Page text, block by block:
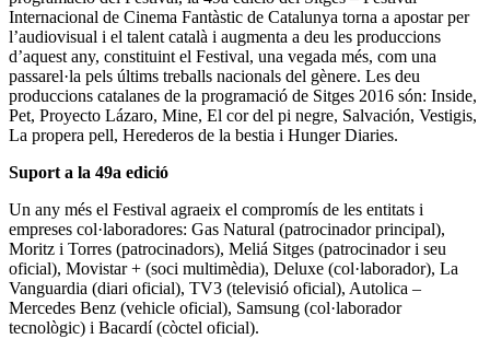
Internacional de Cinema Fantàstic de Catalunya torna a apostar per
l’audiovisual i el talent català i augmenta a deu les produccions
d’aquest any, constituint el Festival, una vegada més, com una
passarel·la pels últims treballs nacionals del gènere. Les deu
produccions catalanes de la programació de Sitges 2016 són: Inside,
Pet, Proyecto Lázaro, Mine, El cor del pi negre, Salvación, Vestigis,
La propera pell, Herederos de la bestia i Hunger Diaries.
Suport a la 49a edició
Un any més el Festival agraeix el compromís de les entitats i
empreses col·laboradores: Gas Natural (patrocinador principal),
Moritz i Torres (patrocinadors), Meliá Sitges (patrocinador i seu
oficial), Movistar + (soci multimèdia), Deluxe (col·laborador), La
Vanguardia (diari oficial), TV3 (televisió oficial), Autolica –
Mercedes Benz (vehicle oficial), Samsung (col·laborador
tecnològic) i Bacardí (còctel oficial).